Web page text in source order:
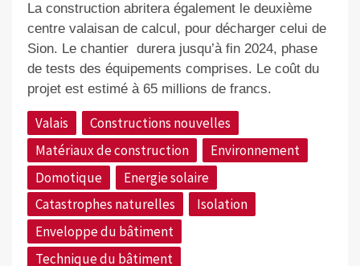
La construction abritera également le deuxième
centre valaisan de calcul, pour décharger celui de
Sion. Le chantier durera jusqu’à fin 2024, phase
de tests des équipements comprises. Le coût du
projet est estimé à 65 millions de francs.
Valais
Constructions nouvelles
Matériaux de construction
Environnement
Domotique
Energie solaire
Catastrophes naturelles
Isolation
Enveloppe du bâtiment
Technique du bâtiment